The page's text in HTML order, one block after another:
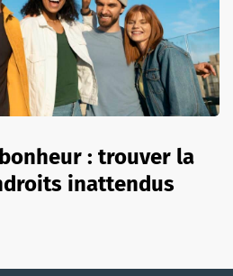
: trouver la
inattendus